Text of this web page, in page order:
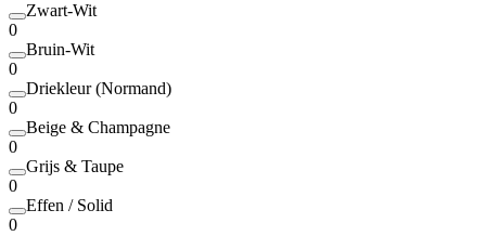
Zwart-Wit
0
Bruin-Wit
0
Driekleur (Normand)
0
Beige & Champagne
0
Grijs & Taupe
0
Effen / Solid
0